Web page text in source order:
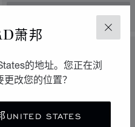
关闭
萧邦
的地址。您正在浏
改您的位置？
UNITED STATES